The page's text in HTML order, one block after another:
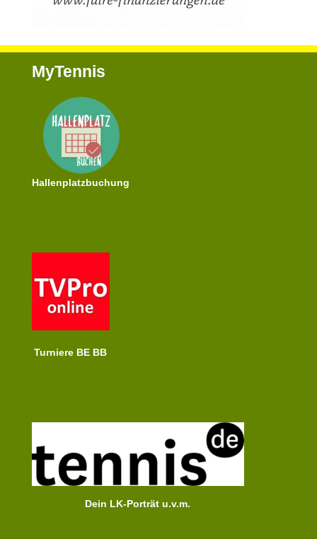
MyTennis
Hallenplatzbuchung
Turniere BE BB
Dein LK-Porträt u.v.m.